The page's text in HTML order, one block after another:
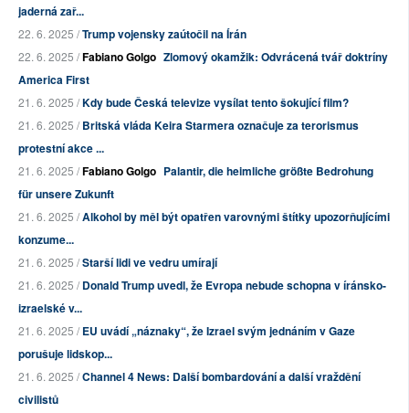
jaderná zař...
22. 6. 2025 /Trump vojensky zaútočil na Írán
22. 6. 2025 /Fabiano Golgo Zlomový okamžik: Odvrácená tvář doktríny
America First
21. 6. 2025 /Kdy bude Česká televize vysílat tento šokující film?
21. 6. 2025 /Britská vláda Keira Starmera označuje za terorismus
protestní akce ...
21. 6. 2025 /Fabiano Golgo Palantir, die heimliche größte Bedrohung
für unsere Zukunft
21. 6. 2025 /Alkohol by měl být opatřen varovnými štítky upozorňujícími
konzume...
21. 6. 2025 /Starší lidi ve vedru umírají
21. 6. 2025 /Donald Trump uvedl, že Evropa nebude schopna v íránsko-
izraelské v...
21. 6. 2025 /EU uvádí „náznaky“, že Izrael svým jednáním v Gaze
porušuje lidskop...
21. 6. 2025 /Channel 4 News: Další bombardování a další vraždění
civilistů